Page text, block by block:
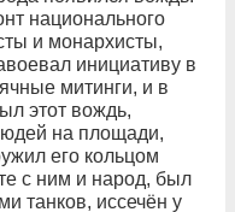
национального
и монархисты,
инициативу в
митинги, и в
этот вождь,
на площади,
его кольцом
с ним и народ, был
танков, иссечён у